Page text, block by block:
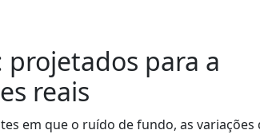
para a
reais
em que o ruído de fundo, as variações